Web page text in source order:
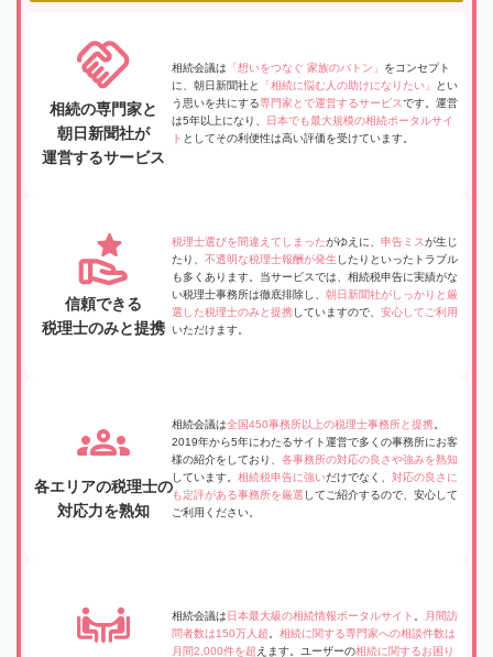
相続の専門家と
朝日新聞社が
運営するサービス
相続会議は 「想いをつなぐ 家族のバトン」 をコンセプト
に、朝日新聞社と
「相続に悩む人の助けになりたい」
とい
う思いを共にする専門家とで運営するサービスです。運営
は5年以上になり、
日本でも最大規模の相続ポータルサイ
ト としてその利便性は高い評価を受けています。
信頼できる
税理士のみと提携
税理士選びを間違えてしまったがゆえに、 申告ミスが生じ
たり、 不透明な税理士報酬が発生 したりといったトラブル
も多くあります。当サービスでは、相続税申告に実績がな
い税理士事務所は徹底排除し、 朝日新聞社がしっかりと厳
選した税理士のみと提携していますので、 安心してご利用
いただけます。
各エリアの税理士の
対応力を熟知
相続会議は全国450事務所以上の税理士事務所と提携
2019年から5年にわたるサイト運営で多くの事務所にお客
様の紹介をしており、 各事務所の対応の良さや強みを熟知
しています。 相続税申告に強いだけでなく、 対応の良さに
も定評がある事務所を厳選 してご紹介するので、安心して
ご利用ください。
相続会議は 日本最大級の相続情報ポータルサイト
月間訪
問者数は150万人超
相続に関する専門家への相談件数は
月間2,000件を超 えます。ユーザーの相続に関するお困り